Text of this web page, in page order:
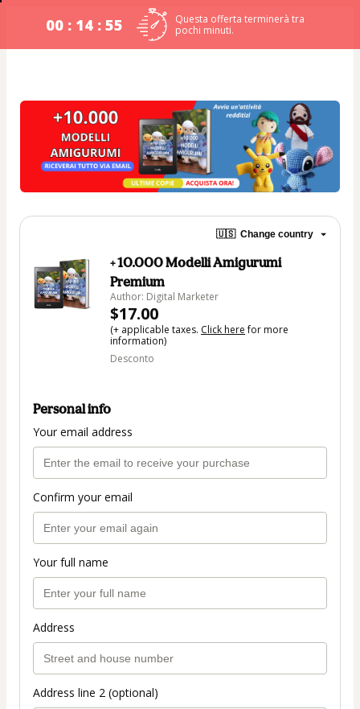
00 : 14 : 54
Questa offerta terminerà tra
pochi minuti.
🇺🇸 Change country
+ 10.000 Modelli Amigurumi
Premium
Author: Digital Marketer
$17.00
(+ applicable taxes. Click herefor more
information)
Desconto
Personal info
Your email address
Confirm your email
Your full name
Address
Address line 2 (optional)